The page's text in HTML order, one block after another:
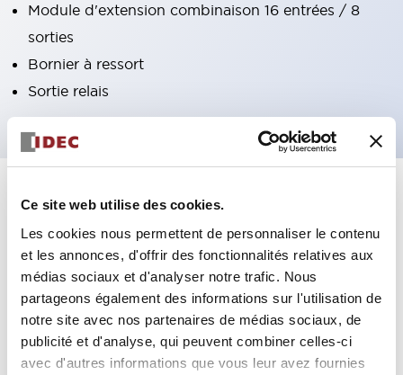
Ce site web utilise des cookies.
Les cookies nous permettent de personnaliser le contenu
et les annonces, d'offrir des fonctionnalités relatives aux
médias sociaux et d'analyser notre trafic. Nous
partageons également des informations sur l'utilisation de
notre site avec nos partenaires de médias sociaux, de
publicité et d'analyse, qui peuvent combiner celles-ci
avec d'autres informations que vous leur avez fournies
Module d'extension combinaison 16 entrées / 8
sorties
Bornier à ressort
Sortie relais
Spécifications
Certification Specifications
Environmental Specifications
Functional Specifications